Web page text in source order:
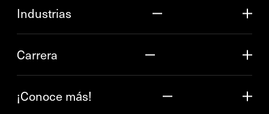
Industrias
Carrera
¡Conoce más!